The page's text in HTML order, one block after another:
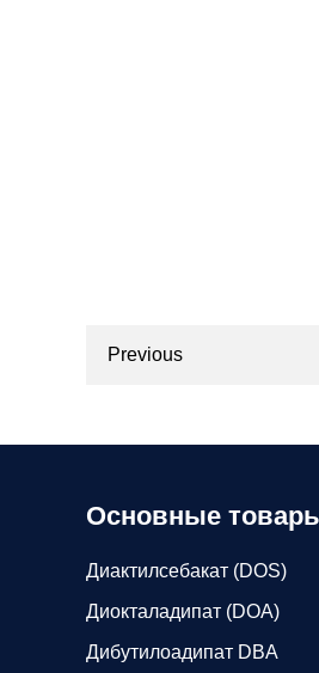
Previous
Основные
Диактилсебакат (DOS)
Диокталадипат (DOA)
Дибутилоадипат DBA